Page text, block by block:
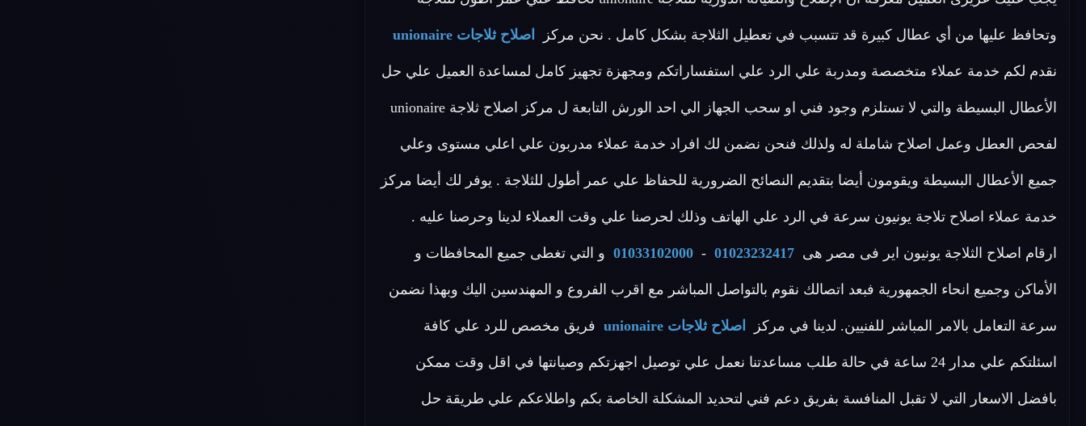
وتحافظ عليها من أي عطال كبيرة قد تتسبب في تعطيل الثلاجة بشكل كامل . نحن مركز اصلاح ثلاجات unionaire
نقدم لكم خدمة عملاء متخصصة ومدربة علي الرد علي استفساراتكم ومجهزة تجهيز كامل لمساعدة العميل علي حل
الأعطال البسيطة والتي لا تستلزم وجود فني او سحب الجهاز الي احد الورش التابعة ل مركز اصلاح ثلاجة unionaire
لفحص العطل وعمل اصلاح شاملة له ولذلك فنحن نضمن لك افراد خدمة عملاء مدربون علي اعلي مستوى وعلي
جميع الأعطال البسيطة ويقومون أيضا بتقديم النصائح الضرورية للحفاظ علي عمر أطول للثلاجة . يوفر لك أيضا مركز
خدمة عملاء اصلاح تلاجة يونيون سرعة في الرد علي الهاتف وذلك لحرصنا علي وقت العملاء لدينا وحرصنا عليه .
ارقام اصلاح الثلاجة يونيون اير فى مصر هى 01023232417
-
01033102000 و التي تغطى جميع المحافظات و
الأماكن وجميع انحاء الجمهورية فبعد اتصالك نقوم بالتواصل المباشر مع اقرب الفروع و المهندسين اليك وبهذا نضمن
سرعة التعامل بالامر المباشر للفنيين. لدينا في مركز اصلاح ثلاجات unionaire فريق مخصص للرد علي كافة
اسئلتكم علي مدار 24 ساعة في حالة طلب مساعدتنا نعمل علي توصيل اجهزتكم وصيانتها في اقل وقت ممكن
بافضل الاسعار التي لا تقبل المنافسة بفريق دعم فني لتحديد المشكلة الخاصة بكم واطلاعكم علي طريقة حل